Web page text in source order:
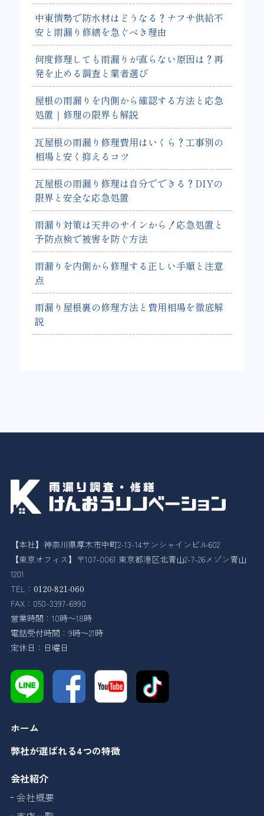
中東情勢で防水材はどうなる？ナフサ供給不
安と雨漏り修繕を急ぐべき理由
何度修理しても雨漏りが直らない原因は？再
発を止める調査と業者選び
屋根の雨漏りを内側から確認する方法と応急
処置｜修理の限界も解説
瓦屋根の雨漏り修理費用はいくら？工事別の
相場と安く抑えるコツ
瓦屋根の雨漏り修理は自分でできる？DIYの
限界と安全な応急処置
雨漏り対策は天井のサインから！応急処置と
予防点検で被害を防ぐ方法
雨漏りを内側から修理する正しい手順と注意
点
雨漏り屋根裏の修理方法と費用相場を徹底解
説
【本社】神奈川県厚木市中町2-13-14サンシャインビル602
【東京オフィス】〒107-0061 東京都港区北青山2-7-26メゾン青山
1201
TEL： 0120-821-060
FAX：050-3397-6990
営業時間：10時〜18時
電話受付時間：9時〜21時
定休日：日曜日
ホーム
弊社が選ばれる4つの特徴
会社紹介
会社概要